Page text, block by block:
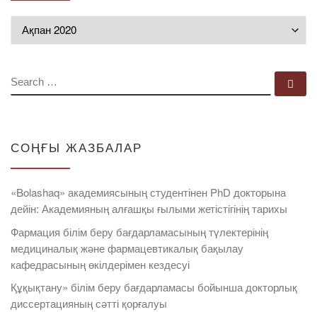
SEARCH
СОҢҒЫ ЖАЗБАЛАР
«Bolashaq» академиясының студентінен PhD докторына
дейін: Академияның алғашқы ғылыми жетістігінің тарихы
Фармация білім беру бағдарламасының түлектерінің
медициналық және фармацевтикалық бақылау
кафедрасының өкілдерімен кездесуі
Құқықтану» білім беру бағдарламасы бойынша докторлық
диссертацияның сәтті қорғалуы